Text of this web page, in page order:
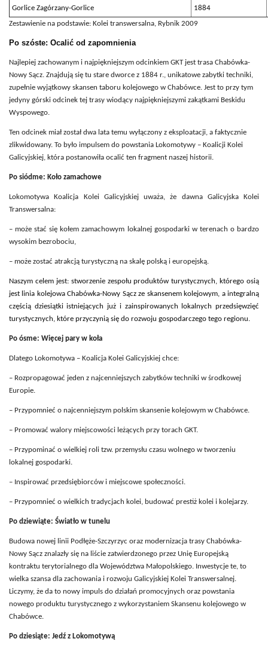
Gorlice Zagórzany-Gorlice
1884
Zestawienie na podstawie: Kolei transwersalna, Rybnik 2009
Po szóste: Ocalić od zapomnienia
Najlepiej zachowanym i najpiękniejszym odcinkiem GKT jest trasa Chabówka-
Nowy Sącz. Znajdują się tu stare dworce z 1884 r., unikatowe zabytki techniki,
zupełnie wyjątkowy skansen taboru kolejowego w Chabówce. Jest to przy tym
jedyny górski odcinek tej trasy wiodący najpiękniejszymi zakątkami Beskidu
Wyspowego.
Ten odcinek miał został dwa lata temu wyłączony z eksploatacji, a faktycznie
zlikwidowany. To było impulsem do powstania Lokomotywy – Koalicji Kolei
Galicyjskiej, która postanowiła ocalić ten fragment naszej historii.
Po siódme: Koło zamachowe
Lokomotywa Koalicja Kolei Galicyjskiej uważa, że dawna Galicyjska Kolei
Transwersalna:
– może stać się kołem zamachowym lokalnej gospodarki w terenach o bardzo
wysokim bezrobociu,
– może zostać atrakcją turystyczną na skalę polską i europejską.
Naszym celem jest: stworzenie zespołu produktów turystycznych, którego osią
jest linia kolejowa Chabówka-Nowy Sącz ze skansenem kolejowym, a integralną
częścią dziesiątki istniejących już i zainspirowanych lokalnych przedsięwzięć
turystycznych, które przyczynią się do rozwoju gospodarczego tego regionu.
Po ósme: Więcej pary w koła
Dlatego Lokomotywa – Koalicja Kolei Galicyjskiej chce:
– Rozpropagować jeden z najcenniejszych zabytków techniki w środkowej
Europie.
– Przypomnieć o najcenniejszym polskim skansenie kolejowym w Chabówce.
– Promować walory miejscowości leżących przy torach GKT.
– Przypominać o wielkiej roli tzw. przemysłu czasu wolnego w tworzeniu
lokalnej gospodarki.
– Inspirować przedsiębiorców i miejscowe społeczności.
– Przypomnieć o wielkich tradycjach kolei, budować prestiż kolei i kolejarzy.
Po dziewiąte: Światło w tunelu
Budowa nowej linii Podłęże-Szczyrzyc oraz modernizacja trasy Chabówka-
Nowy Sącz znalazły się na liście zatwierdzonego przez Unię Europejską
kontraktu terytorialnego dla Województwa Małopolskiego. Inwestycje te, to
wielka szansa dla zachowania i rozwoju Galicyjskiej Kolei Transwersalnej.
Liczymy, że da to nowy impuls do działań promocyjnych oraz powstania
nowego produktu turystycznego z wykorzystaniem Skansenu kolejowego w
Chabówce.
Po dziesiąte: Jedź z Lokomotywą